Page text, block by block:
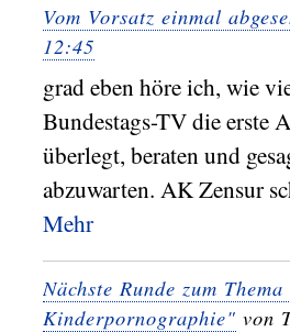
Vom Vorsatz einmal
12:45
grad eben höre ich, wie
Bundestags-TV die erste
überlegt, beraten und
abzuwarten. AK Zensur
Mehr
Nächste Runde zum
Kinderpornographie" von